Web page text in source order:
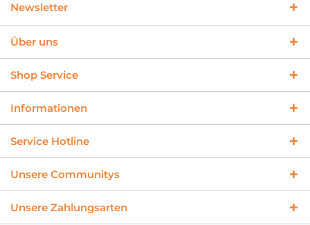
Newsletter
Über uns
Shop Service
Informationen
Service Hotline
Unsere Communitys
Unsere Zahlungsarten